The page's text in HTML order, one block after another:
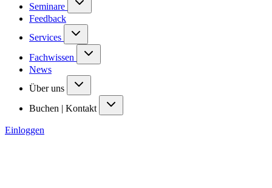
Seminare
Feedback
Services
Fachwissen
News
Über uns
Buchen | Kontakt
Einloggen